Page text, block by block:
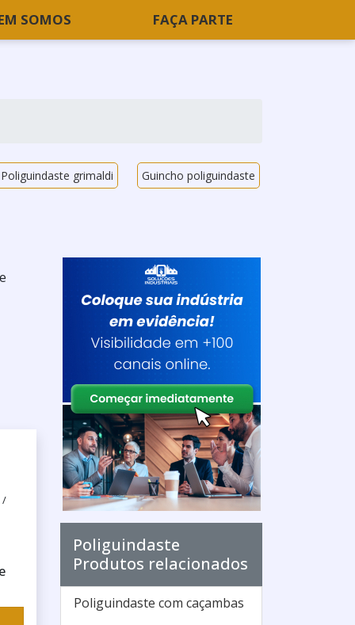
SOMOS FAÇA PARTE
Poliguindaste grimaldi Guincho poliguindaste
/
Poliguindaste
Produtos relacionados
Poliguindaste com caçambas